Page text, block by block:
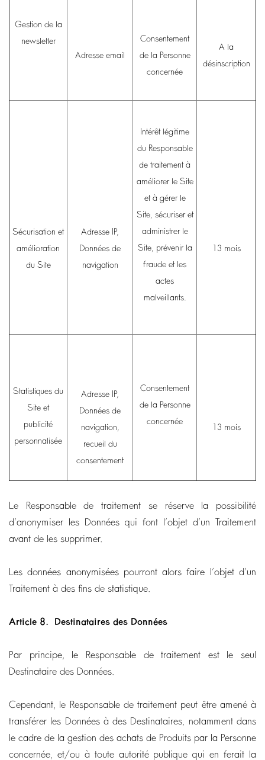
Gestion de la
newsletter
Adresse email
Consentement
de la Personne
concernée
A la
désinscription
Sécurisation et
amélioration
du Site
Adresse IP,
Données de
navigation
Intérêt légitime
du Responsable
de traitement à
améliorer le Site
et à gérer le
Site, sécuriser et
administrer le
Site, prévenir la
fraude et les
actes
malveillants.
13 mois
Statistiques du
Site et
publicité
personnalisée
Adresse IP,
Données de
navigation,
recueil du
consentement
Consentement
de la Personne
concernée
13 mois
Le Responsable de traitement se réserve la possibilité
d’anonymiser les Données qui font l’objet d’un Traitement
avant de les supprimer.
Les données anonymisées pourront alors faire l’objet d’un
Traitement à des fins de statistique.
Article 8. Destinataires des Données
Par principe, le Responsable de traitement est le seul
Destinataire des Données.
Cependant, le Responsable de traitement peut être amené à
transférer les Données à des Destinataires, notamment dans
le cadre de la gestion des achats de Produits par la Personne
concernée, et/ou à toute autorité publique qui en ferait la